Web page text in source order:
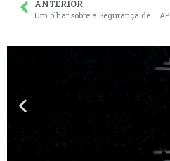
ANTERIOR